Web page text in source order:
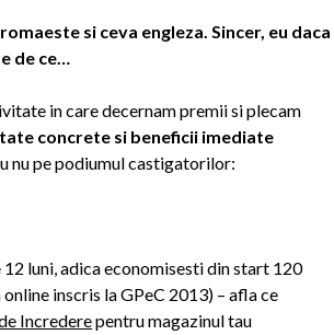
si ceva engleza. Sincer, eu daca
de ce…
in care decernam premii si plecam
concrete si beneficii imediate
nu pe podiumul castigatorilor:
luni, adica economisesti din start 120
inscris la GPeC 2013) – afla ce
Increderepentru magazinul tau